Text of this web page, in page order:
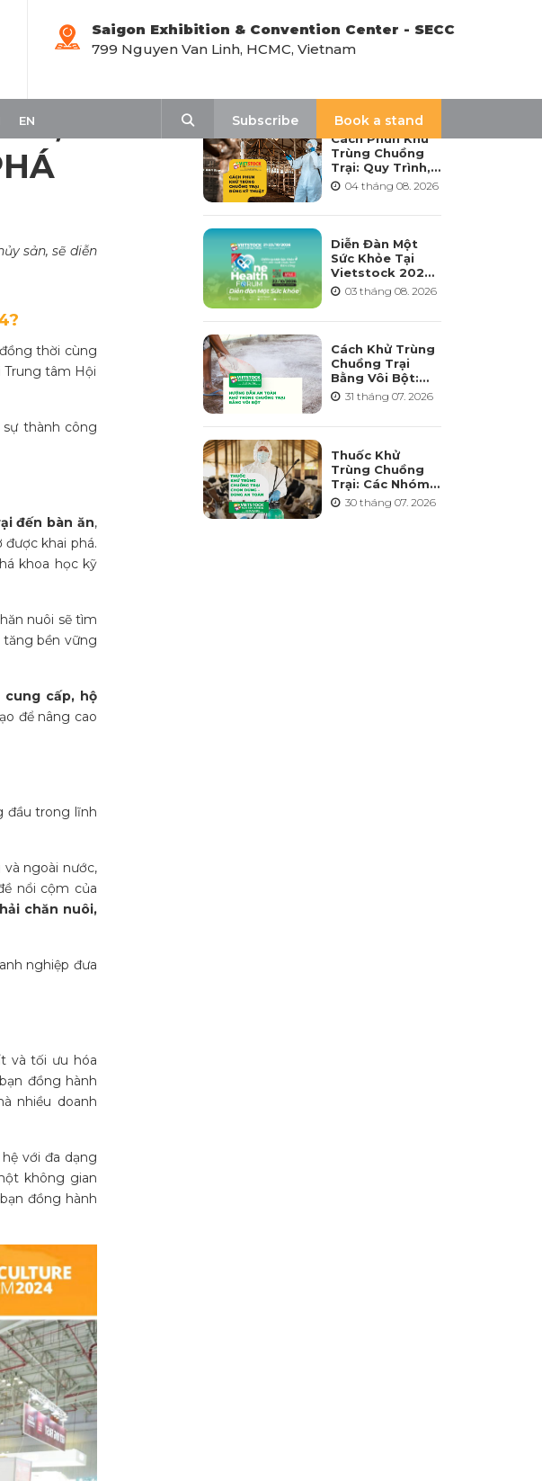
Saigon Exhibition & Convention Center - SECC
799 Nguyen Van Linh, HCMC, Vietnam
EN
Subscribe
Book a stand
sản, sẽ diễn
thời cùng
Trung tâm Hội
thành công
đến bàn ăn,
khai phá.
khoa học kỹ
nuôi sẽ tìm
tăng bền vững
cung cấp, hộ
để nâng cao
đầu trong lĩnh
ngoài nước,
nổi cộm của
chăn nuôi,
nghiệp đưa
và tối ưu hóa
đồng hành
nhiều doanh
với đa dạng
không gian
đồng hành
Cách Phun Khử
Trùng Chuồng
Trại: Quy Trình,
Tần Suất Và Lưu
Ý Khi Sử Dụng
04 tháng 08. 2026
Diễn Đàn Một
Sức Khỏe Tại
Vietstock 2026:
Hướng Tới Phát
Triển Ngành
03 tháng 08. 2026
Cách Khử Trùng
Chuồng Trại
Bằng Vôi Bột:
Cách Rải, Thời
Điểm Và Những
31 tháng 07. 2026
Thuốc Khử
Trùng Chuồng
Trại: Các Nhóm
Hoạt Chất, Cách
Chọn Và Lưu Ý
30 tháng 07. 2026